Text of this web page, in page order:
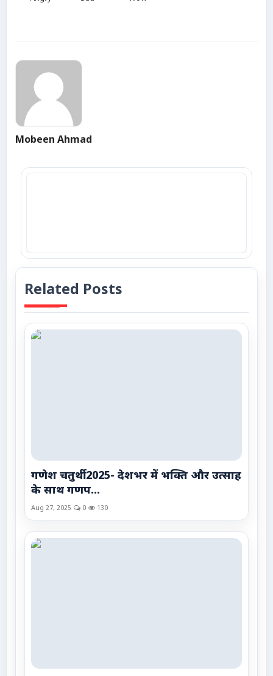
Mobeen Ahmad
Related Posts
गणेश चतुर्थी 2025- देशभर में भक्ति और उत्साह
के साथ गणप...
Aug 27, 2025 0 130